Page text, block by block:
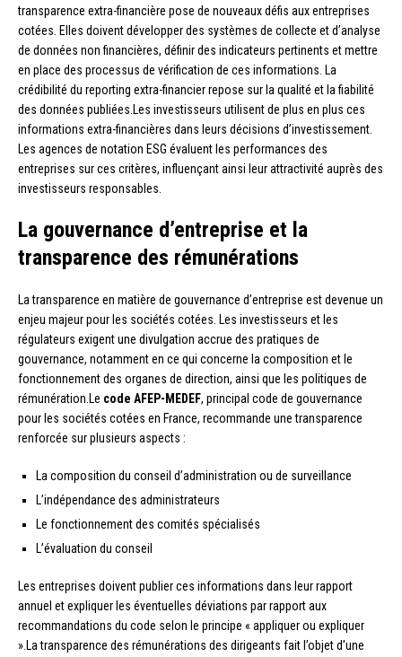
transparence extra-financière pose de nouveaux défis aux entreprises
cotées. Elles doivent développer des systèmes de collecte et d’analyse
de données non financières, définir des indicateurs pertinents et mettre
en place des processus de vérification de ces informations. La
crédibilité du reporting extra-financier repose sur la qualité et la fiabilité
des données publiées.Les investisseurs utilisent de plus en plus ces
informations extra-financières dans leurs décisions d’investissement.
Les agences de notation ESG évaluent les performances des
entreprises sur ces critères, influençant ainsi leur attractivité auprès des
investisseurs responsables.
La gouvernance d’entreprise et la
transparence des rémunérations
La transparence en matière de gouvernance d’entreprise est devenue un
enjeu majeur pour les sociétés cotées. Les investisseurs et les
régulateurs exigent une divulgation accrue des pratiques de
gouvernance, notamment en ce qui concerne la composition et le
fonctionnement des organes de direction, ainsi que les politiques de
rémunération.Le code AFEP-MEDEF, principal code de gouvernance
pour les sociétés cotées en France, recommande une transparence
renforcée sur plusieurs aspects :
La composition du conseil d’administration ou de surveillance
L’indépendance des administrateurs
Le fonctionnement des comités spécialisés
L’évaluation du conseil
Les entreprises doivent publier ces informations dans leur rapport
annuel et expliquer les éventuelles déviations par rapport aux
recommandations du code selon le principe « appliquer ou expliquer
».La transparence des rémunérations des dirigeants fait l’objet d’une